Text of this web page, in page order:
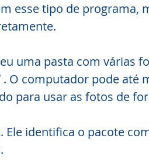
esse tipo de programa,
uma pasta com várias
computador pode até
para usar as fotos de
Ele identifica o pacote